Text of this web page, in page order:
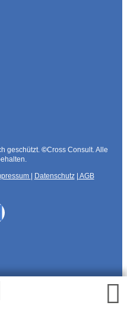
geschützt. ©Cross Consult. Alle
Datenschutz| AGB